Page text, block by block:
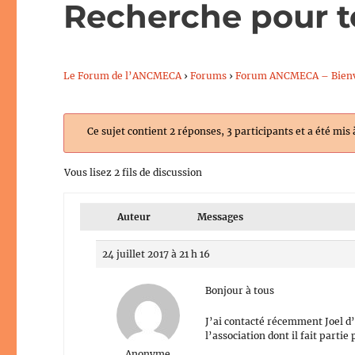
Recherche pour
Le Forum de l’ANCMECA › Forums › Forum ANCMECA –
Ce sujet contient 2 réponses, 3 participants et a été
Vous lisez 2 fils de discussion
Auteur Messages
24 juillet 2017 à 21 h 16
Bonjour à tous
J’ai contacté récemment Joel
l’association dont il fait partie